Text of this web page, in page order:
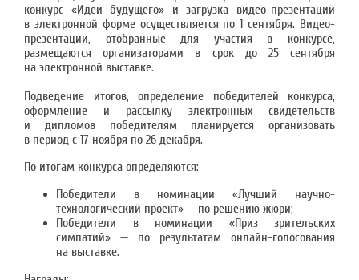
конкурс «Идеи будущего» и загрузка видео-презентаций
в электронной форме осуществляется по 1 сентября. Видео-
презентации, отобранные для участия в конкурсе,
размещаются организаторами в срок до 25 сентября
на электронной выставке.
Подведение итогов, определение победителей конкурса,
оформление и рассылку электронных свидетельств
и дипломов победителям планируется организовать
в период с 17 ноября по 26 декабря.
По итогам конкурса определяются:
Победители в номинации «Лучший научно-
технологический проект» — по решению жюри;
Победители в номинации «Приз зрительских
симпатий» — по результатам онлайн-голосования
на выставке.